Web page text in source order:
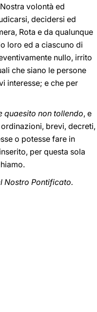
volontà ed
decidersi ed
Rota e da qualunque
loro ed a ciascuno di
nullo, irrito
che siano le persone
interesse; e che per
quaesito non tollendo, e
brevi, decreti,
o potesse fare in
per questa sola
Nostro Pontificato.